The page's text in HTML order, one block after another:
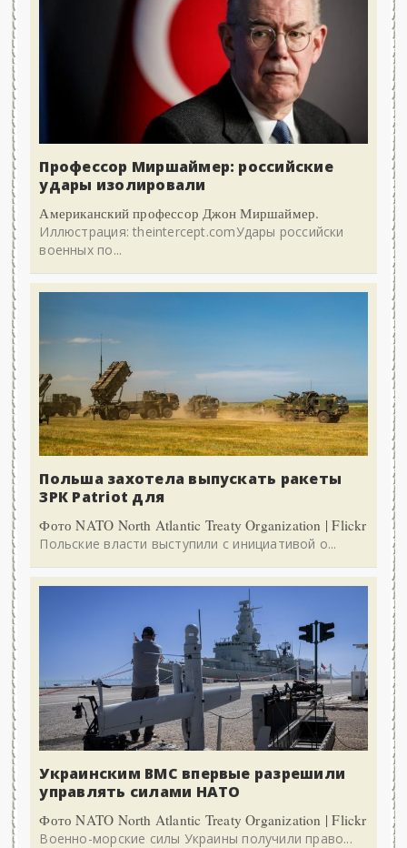
Профессор Миршаймер: российские
удары изолировали
Американский профессор Джон Миршаймер.
Иллюстрация: theintercept.comУдары российски
военных по...
Польша захотела выпускать ракеты
ЗРК Patriot для
Фото NATO North Atlantic Treaty Organization | Flickr
Польские власти выступили с инициативой о...
Украинским ВМС впервые разрешили
управлять силами НАТО
Фото NATO North Atlantic Treaty Organization | Flickr
Военно-морские силы Украины получили право...